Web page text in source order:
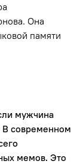
Она
памяти
мужчина
В современном
мемов. Это